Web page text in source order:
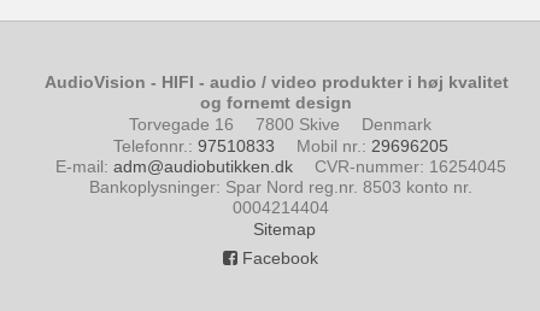
AudioVision - HIFI - audio / video produkter i høj kvalitet
og fornemt design
Torvegade 16
7800 Skive
Denmark
Telefonnr. : 97510833 Mobil nr. : 29696205
E-mail: adm@audiobutikken.dk CVR-nummer: 16254045
Bankoplysninger: Spar Nord reg.nr. 8503 konto nr.
0004214404
Sitemap
Facebook